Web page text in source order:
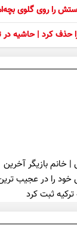
را روی گلوی
حذف کرد | حاشیه در
بازیگر آخرین
را در عجیب
ثبت کرد